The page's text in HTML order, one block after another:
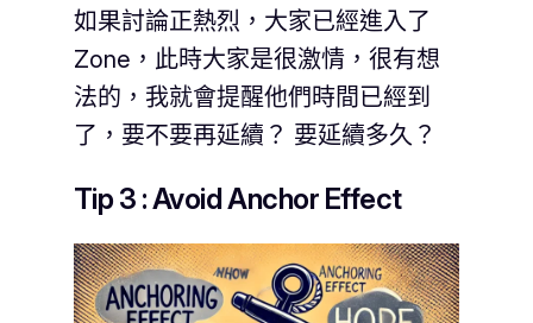
如果討論正熱烈，大家已經進入了
Zone，此時大家是很激情，很有想
法的，我就會提醒他們時間已經到
了，要不要再延續？ 要延續多久？
Tip 3 : Avoid Anchor Effect